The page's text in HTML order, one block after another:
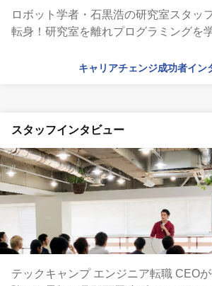
ロボット学者・石黒浩の研究室スタッ
転身！研究室を離れプログラミングを
キャリアチェンジ成功者イン
スタッフインタビュー
テックキャンプ エンジニア転職 CEO